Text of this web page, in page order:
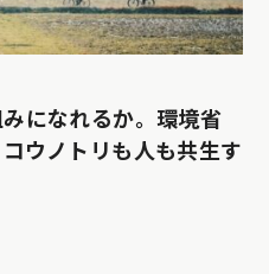
になれるか。環境省
ウノトリも人も共生す